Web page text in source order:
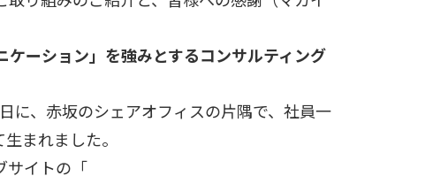
ーション」を強みとするコンサルティング
に、赤坂のシェアオフィスの片隅で、社員一
まれました。
サイトの「